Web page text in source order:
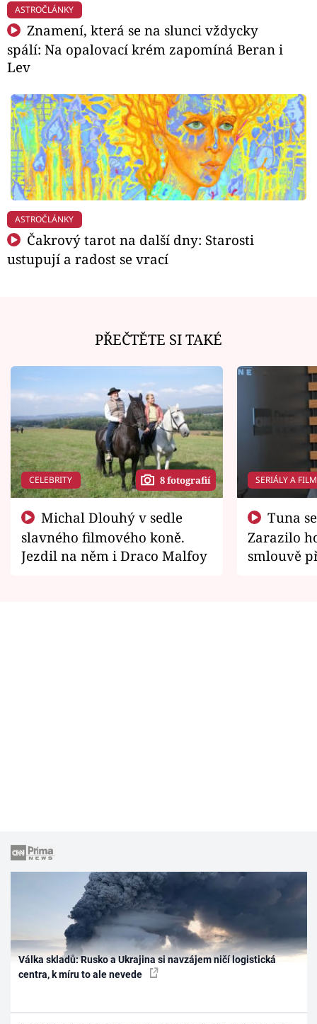
ASTROČLÁNKY
Znamení, která se na slunci vždycky
spálí: Na opalovací krém zapomíná Beran i
Lev
ASTROČLÁNKY
Čakrový tarot na další dny: Starosti
ustupují a radost se vrací
PŘEČTĚTE SI TAKÉ
CELEBRITY 8 fotografií
slavného filmového koně.
Jezdil na něm i Draco Malfoy
SERIÁLY A
Zarazilo
smlouvě
Válka skladů: Rusko a Ukrajina si navzájem ničí logistická
centra, k míru to ale nevede